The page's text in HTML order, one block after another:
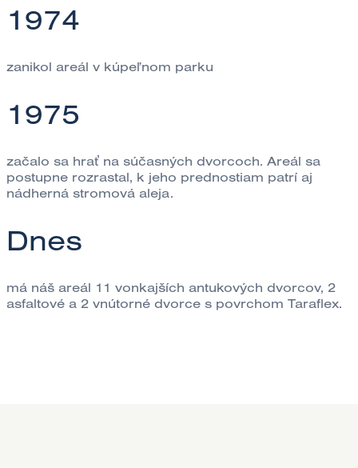
1974
zanikol areál v kúpeľnom parku
1975
začalo sa hrať na súčasných dvorcoch. Areál sa
postupne rozrastal, k jeho prednostiam patrí aj
nádherná stromová aleja.
Dnes
má náš areál 11 vonkajších antukových dvorcov, 2
asfaltové a 2 vnútorné dvorce s povrchom Taraflex.